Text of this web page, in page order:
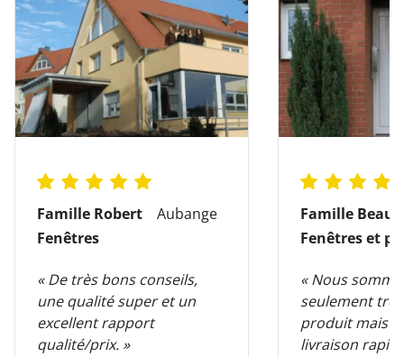
Famille Robert
Aubange
Fenêtres
« De très bons conseils,
une qualité super et un
excellent rapport
qualité/prix. »
Famille
Fenêtres et
« Nous
seulement
produit mais
livraison